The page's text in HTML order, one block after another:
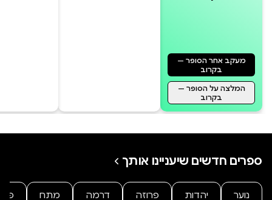
מעקב אחר הסופר —
בקרוב
המלצה על הסופר —
בקרוב
ספרים חדשים שיעניינו אותך
נוער יהדות פרוזה דרמה מתח